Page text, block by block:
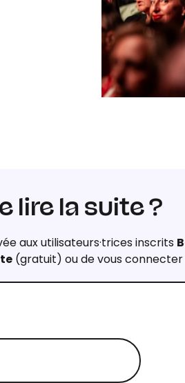
lire la suite ?
aux utilisateurs·trices inscrits
(gratuit) ou de vous connecter